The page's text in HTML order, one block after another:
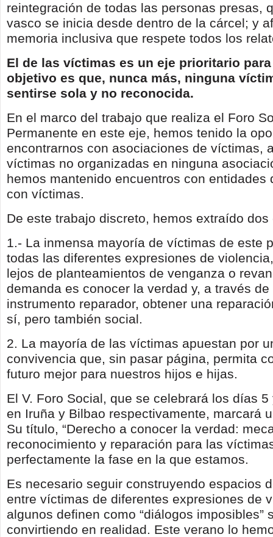
reintegración de todas las personas presas,
vasco se inicia desde dentro de la cárcel; y
memoria inclusiva que respete todos los
El de las víctimas es un eje prioritario
objetivo es que, nunca más, ninguna
sentirse sola y no reconocida.
En el marco del trabajo que realiza el Foro
Permanente en este eje, hemos tenido la
encontrarnos con asociaciones de víctimas,
víctimas no organizadas en ninguna
hemos mantenido encuentros con entidades
con víctimas.
De este trabajo discreto, hemos extraído
1.- La inmensa mayoría de víctimas de este
todas las diferentes expresiones de
lejos de planteamientos de venganza o
demanda es conocer la verdad y, a través
instrumento reparador, obtener una
sí, pero también social.
2. La mayoría de las víctimas apuestan por
convivencia que, sin pasar página, permita
futuro mejor para nuestros hijos e hijas.
El V. Foro Social, que se celebrará los días
en Iruña y Bilbao respectivamente, marcará
Su título, “Derecho a conocer la verdad:
reconocimiento y reparación para las
perfectamente la fase en la que estamos.
Es necesario seguir construyendo espacios
entre víctimas de diferentes expresiones de
algunos definen como “diálogos imposibles”
convirtiendo en realidad. Este verano lo